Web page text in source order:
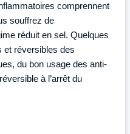
comprennent
souffrez de
réduit en sel. Quelques
et réversibles des
du bon usage des anti-
à l’arrêt du